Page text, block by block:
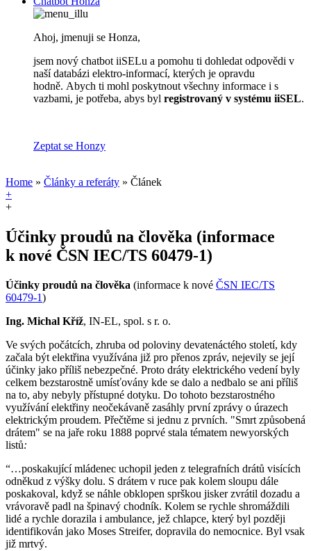
Ahoj, jmenuji se Honza,
jsem nový chatbot iiSELu a pomohu ti dohledat odpovědi v
naší databázi elektro-informací, kterých je opravdu
hodně. Abych ti mohl poskytnout všechny informace i s
vazbami, je potřeba, abys byl registrovaný v systému iiSEL.
Zeptat se Honzy
Home » Články a referáty » Článek
+
+
Účinky proudů na člověka (informace
k nové ČSN IEC/TS 60479-1)
Účinky proudů na člověka (informace k nové ČSN IEC/TS
60479-1)
Ing. Michal Kříž, IN-EL, spol. s r. o.
Ve svých počátcích, zhruba od poloviny devatenáctého století, kdy
začala být elektřina využívána již pro přenos zpráv, nejevily se její
účinky jako příliš nebezpečné. Proto dráty elektrického vedení byly
celkem bezstarostně umísťovány kde se dalo a nedbalo se ani příliš
na to, aby nebyly přístupné dotyku. Do tohoto bezstarostného
využívání elektřiny neočekávaně zasáhly první zprávy o úrazech
elektrickým proudem. Přečtěme si jednu z prvních. "Smrt způsobená
drátem" se na jaře roku 1888 poprvé stala tématem newyorských
listů:
“…poskakující mládenec uchopil jeden z telegrafních drátů visících
odněkud z výšky dolu. S drátem v ruce pak kolem sloupu dále
poskakoval, když se náhle obklopen sprškou jisker zvrátil dozadu a
vrávoravě padl na špinavý chodník. Kolem se rychle shromáždili
lidé a rychle dorazila i ambulance, jež chlapce, který byl později
identifikován jako Moses Streifer, dopravila do nemocnice. Byl vsak
již mrtvý.